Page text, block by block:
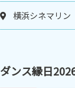
横浜シネマリン
ダンス縁日